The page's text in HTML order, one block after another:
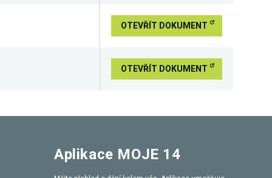
OTEVŘÍT DOKUMENT
OTEVŘÍT DOKUMENT
Aplikace MOJE 14